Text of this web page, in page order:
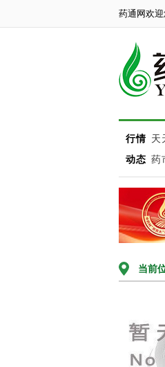
药通网欢迎
行情 天
动态 药
当前